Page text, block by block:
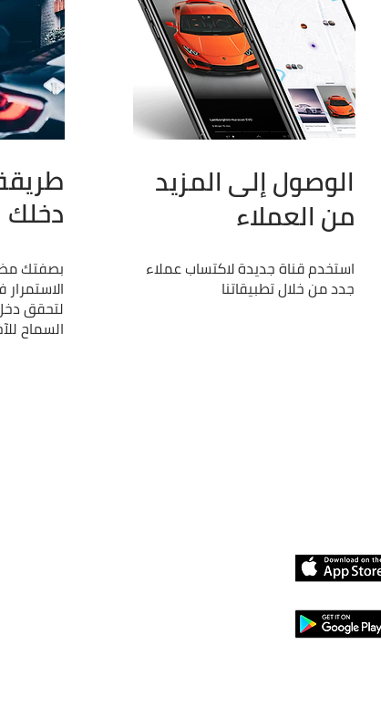
دخلك
بصفتك
لتحقق
السماح
الوصول إلى المزيد
من العملاء
استخدم قناة جدیدة لاكتساب عملاء
جدد من خلال تطبیقاتنا